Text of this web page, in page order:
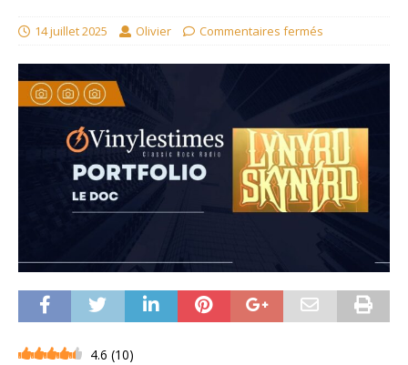
14 juillet 2025 Olivier Commentaires fermés
4.6 (10)